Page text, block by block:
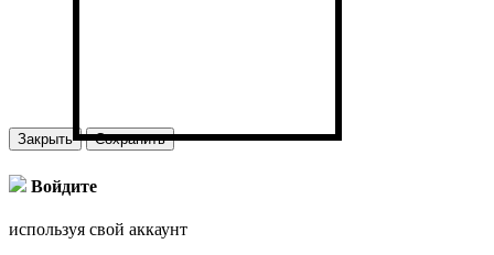
Закрыть Сохранить
Войдите
используя свой аккаунт